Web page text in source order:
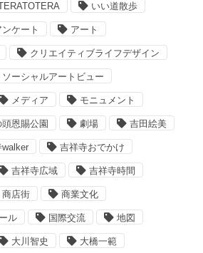
いい道散歩
ンケート アート
クリエイティブライフデザイン
ソーシャルアートビュー
メディア モニュメント
恩賜公園 劇場 吉田絵美
吉祥寺おでかけ
吉祥寺広域 吉祥寺時間
商店街 商業文化
ル 国際交流 地図
大川智史 大橋一範